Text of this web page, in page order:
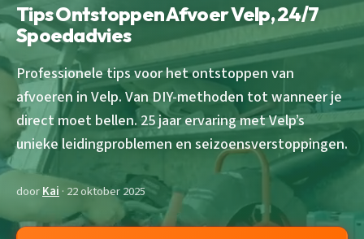
Tips Ontstoppen Afvoer Velp, 24/7
Spoedadvies
Professionele tips voor het ontstoppen van
afvoeren in Velp. Van DIY-methoden tot wanneer je
direct moet bellen. 25 jaar ervaring met Velp’s
unieke leidingproblemen en seizoensverstoppingen.
doorKai · 22 oktober 2025